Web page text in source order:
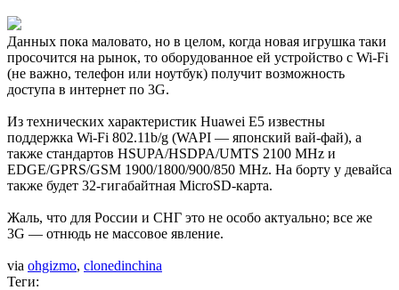
Данных пока маловато, но в целом, когда новая игрушка таки
просочится на рынок, то оборудованное ей устройство с Wi-Fi
(не важно, телефон или ноутбук) получит возможность
доступа в интернет по 3G.
Из технических характеристик Huawei E5 известны
поддержка Wi-Fi 802.11b/g (WAPI — японский вай-фай), а
также стандартов HSUPA/HSDPA/UMTS 2100 MHz и
EDGE/GPRS/GSM 1900/1800/900/850 MHz. На борту у девайса
также будет 32-гигабайтная MicroSD-карта.
Жаль, что для России и СНГ это не особо актуально; все же
3G — отнюдь не массовое явление.
via ohgizmo, clonedinchina
Теги: